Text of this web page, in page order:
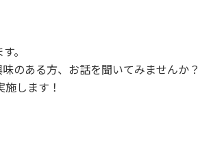
。
のある方、お話を聞いてみませんか？
します！